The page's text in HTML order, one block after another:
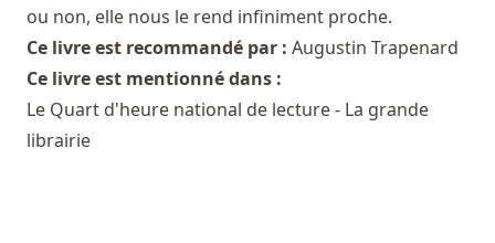
ou non, elle nous le rend infiniment proche.
Ce livre est recommandé par : Augustin Trapenard
Ce livre est mentionné dans :
Le Quart d'heure national de lecture - La grande
librairie